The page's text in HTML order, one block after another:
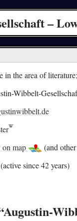
–
in the area of
Wibbelt-
on map
(and
since 42 years)